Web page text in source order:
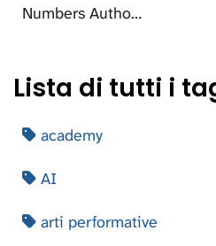
Numbers Autho…
Lista di tutti i
academy
AI
arti performative